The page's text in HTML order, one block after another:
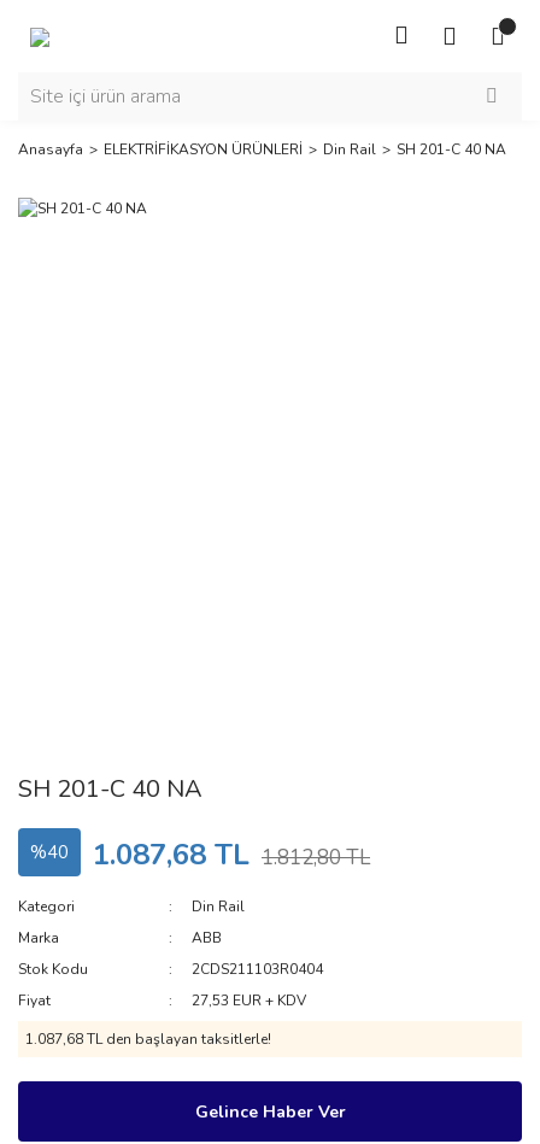
Anasayfa ELEKTRİFİKASYON ÜRÜNLERİ Din Rail SH 201-C 40 NA
SH 201-C 40 NA
%40 1.087,68 TL 1.812,80 TL
Kategori
Din Rail
Marka
ABB
Stok Kodu
2CDS211103R0404
Fiyat
27,53 EUR + KDV
1.087,68 TL den başlayan taksitlerle!
Gelince Haber Ver